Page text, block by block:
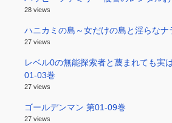
28 views
ハニカミの島～女だけの島と淫らなナ
27 views
レベル0の無能探索者と蔑まれても実
01-03巻
27 views
ゴールデンマン 第01-09巻
27 views